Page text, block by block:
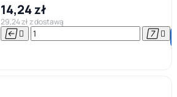
14,24 zł
29,24 zł z dostawą
   